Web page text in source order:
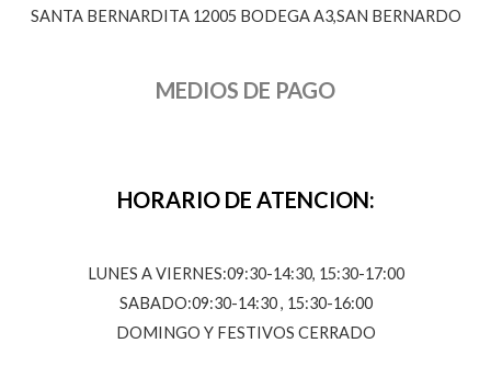
SANTA BERNARDITA 12005 BODEGA A3,SAN BERNARDO
MEDIOS DE PAGO
HORARIO DE ATENCION:
LUNES A VIERNES:09:30-14:30, 15:30-17:00
SABADO:09:30-14:30 , 15:30-16:00
DOMINGO Y FESTIVOS CERRADO